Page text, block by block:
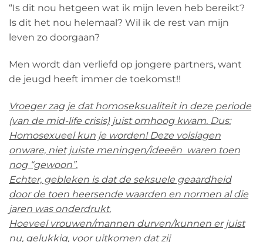
“Is dit nou hetgeen wat ik mijn leven heb bereikt?
Is dit het nou helemaal? Wil ik de rest van mijn
leven zo doorgaan?
Men wordt dan verliefd op jongere partners, want
de jeugd heeft immer de toekomst!!
Vroeger zag je dat homoseksualiteit in deze periode
(van de mid-life crisis) juist omhoog kwam. Dus:
Homosexueel kun je worden! Deze volslagen
onware, niet juiste meningen/ideeën waren toen
nog “gewoon”.
Echter, gebleken is dat de seksuele geaardheid
door de toen heersende waarden en normen al die
jaren was onderdrukt.
Hoeveel vrouwen/mannen durven/kunnen er juist
nu, gelukkig, voor uitkomen dat zij